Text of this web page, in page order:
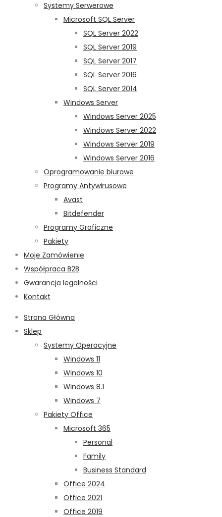
Systemy Serwerowe
Microsoft SQL Server
SQL Server 2022
SQL Server 2019
SQL Server 2017
SQL Server 2016
SQL Server 2014
Windows Server
Windows Server 2025
Windows Server 2022
Windows Server 2019
Windows Server 2016
Oprogramowanie biurowe
Programy Antywirusowe
Avast
Bitdefender
Programy Graficzne
Pakiety
Moje Zamówienie
Współpraca B2B
Gwarancja legalności
Kontakt
Strona Główna
Sklep
Systemy Operacyjne
Windows 11
Windows 10
Windows 8.1
Windows 7
Pakiety Office
Microsoft 365
Personal
Family
Business Standard
Office 2024
Office 2021
Office 2019